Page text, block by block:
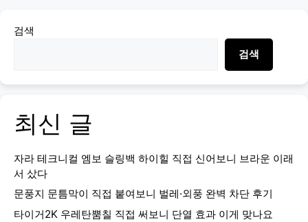
검색
검색
최신 글
자라 테크니컬 엠보 슬링백 하이힐 직접 신어보니 브라운 이래
서 샀다
문풍지 문틈막이 직접 붙여보니 벌레·외풍 완벽 차단 후기
타이거2K 우레탄뿜칠 직접 써보니 단열 효과 이게 맞나요